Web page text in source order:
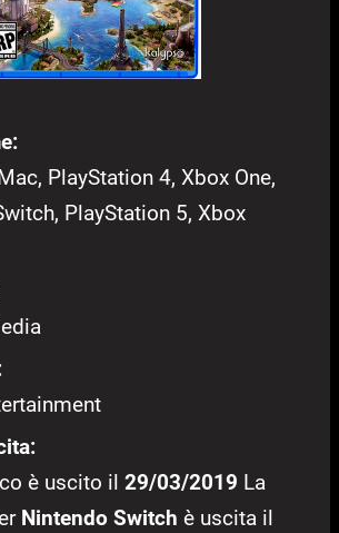
PlayStation 4, Xbox One,
PlayStation 5, Xbox
è uscito il 29/03/2019 La
Nintendo Switch è uscita il